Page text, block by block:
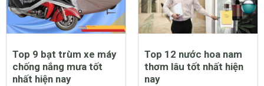
Top 9 bạt trùm xe máy
chống nắng mưa tốt
nhất hiện nay
Top 12 nước hoa nam
thơm lâu tốt nhất hiện
nay